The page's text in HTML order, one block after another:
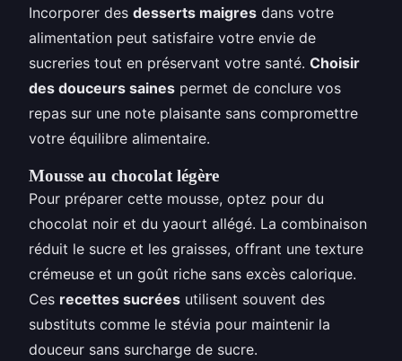
Incorporer des desserts maigres dans votre
alimentation peut satisfaire votre envie de
sucreries tout en préservant votre santé. Choisir
des douceurs saines permet de conclure vos
repas sur une note plaisante sans compromettre
votre équilibre alimentaire.
Mousse au chocolat légère
Pour préparer cette mousse, optez pour du
chocolat noir et du yaourt allégé. La combinaison
réduit le sucre et les graisses, offrant une texture
crémeuse et un goût riche sans excès calorique.
Ces recettes sucrées utilisent souvent des
substituts comme le stévia pour maintenir la
douceur sans surcharge de sucre.